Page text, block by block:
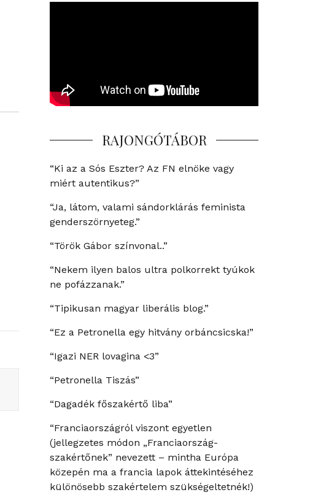
RAJONGÓTÁBOR
“Ki az a Sós Eszter? Az FN elnöke vagy
miért autentikus?”
“Ja, látom, valami sándorklárás feminista
genderszörnyeteg.”
“Török Gábor színvonal..”
“Nekem ilyen balos ultra polkorrekt tyúkok
ne pofázzanak.”
“Tipikusan magyar liberális blog.”
“Ez a Petronella egy hitvány orbáncsicska!”
“Igazi NER lovagina <3”
“Petronella Tiszás”
“Dagadék főszakértő liba”
“Franciaországról viszont egyetlen
(jellegzetes módon „Franciaország-
szakértőnek” nevezett – mintha Európa
közepén ma a francia lapok áttekintéséhez
különösebb szakértelem szükségeltetnék!)